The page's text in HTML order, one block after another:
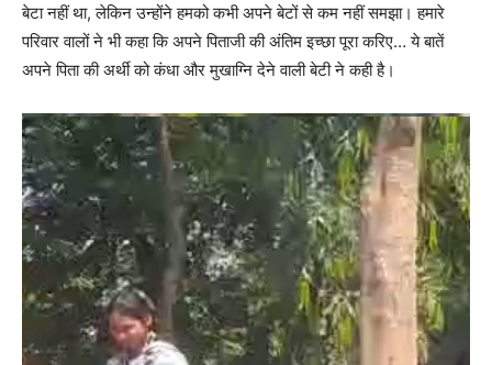
बेटा नहीं था, लेकिन उन्होंने हमको कभी अपने बेटों से कम नहीं समझा। हमारे
परिवार वालों ने भी कहा कि अपने पिताजी की अंतिम इच्छा पूरा करिए… ये बातें
अपने पिता की अर्थी को कंधा और मुखाग्नि देने वाली बेटी ने कही है।
V
i
d
e
o
P
l
y